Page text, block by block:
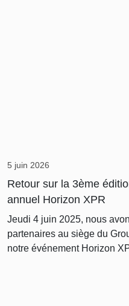
5 juin 2026
Retour sur la 3ème
annuel Horizon XPR
Jeudi 4 juin 2025, nous
partenaires au siège du
notre événement Horizon